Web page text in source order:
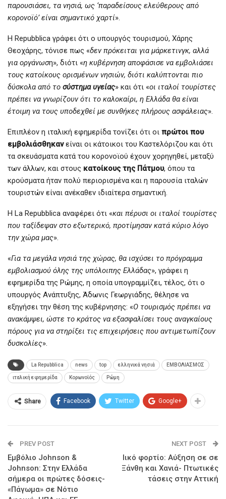
παρουσιάσει, τα νησιά, ως ‘παραδείσους ελεύθερους από
κορονοϊό’ είναι σημαντικό χαρτί».
Η Repubblica γράφει ότι ο υπουργός τουρισμού, Χάρης
Θεοχάρης, τόνισε πως «δεν πρόκειται για μάρκετινγκ, αλλά
για οργάνωση», διότι «η κυβέρνηση αποφάσισε να εμβολιάσει
τους κατοίκους ορισμένων νησιών, διότι καλύπτονται πιο
δύσκολα από το σύστημα υγείας» και ότι «οι ιταλοί τουρίστες
πρέπει να γνωρίζουν ότι το καλοκαίρι, η Ελλάδα θα είναι
έτοιμη να τους υποδεχθεί με συνθήκες πλήρους ασφάλειας».
Επιπλέον η ιταλική εφημερίδα τονίζει ότι οι πρώτοι που
εμβολιάσθηκανείναι οι κάτοικοι του Καστελόριζου και ότι
τα σκευάσματα κατά του κορονοϊού έχουν χορηγηθεί, μεταξύ
των άλλων, και στους κατοίκους της Πάτμου, όπου τα
κρούσματα ήταν πολύ περιορισμένα και η παρουσία ιταλών
τουριστών είναι ανέκαθεν ιδιαίτερα σημαντική.
Η La Repubblica αναφέρει ότι «και πέρυσι οι ιταλοί τουρίστες
που ταξίδεψαν στο εξωτερικό, προτίμησαν κατά κύριο λόγο
την χώρα μας».
«Για τα μεγάλα νησιά της χώρας, θα ισχύσει το πρόγραμμα
εμβολιασμού όλης της υπόλοιπης Ελλάδας», γράφει η
εφημερίδα της Ρώμης, η οποία υπογραμμίζει, τέλος, ότι ο
υπουργός Ανάπτυξης, Άδωνις Γεωργιάδης, θέλησε να
εξηγήσει την θέση της κυβέρνησης: «Ο τουρισμός πρέπει να
ανακάμψει, ώστε το κράτος να εξασφαλίσει τους αναγκαίους
πόρους για να στηρίξει τις επιχειρήσεις που αντιμετωπίζουν
δυσκολίες».
La Repubblica news top ελληνικά νησιά ΕΜΒΟΛΙΑΣΜΟΣ
ιταλική εφημερίδα Κορωνοϊός Ρώμη
Share Facebook Twitter Google+
PREV POST
Εμβόλιο Johnson &
Johnson: Στην Ελλάδα
σήμερα οι πρώτες δόσεις-
«Πάγωμα» σε Νότιο
NEXT POST
Ιικό φορτίο: Αύξηση σε σε
Ξάνθη και Χανιά- Πτωτικές
τάσεις στην Αττική